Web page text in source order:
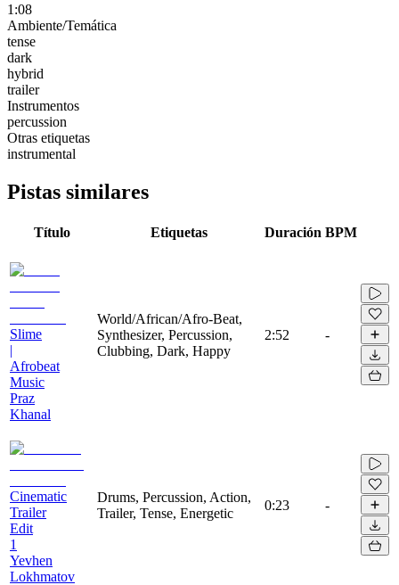
1:08
Ambiente/Temática
tense
dark
hybrid
trailer
Instrumentos
percussion
Otras etiquetas
instrumental
Pistas similares
Título Etiquetas Duración BPM
Slime
|
Afrobeat
Music
Praz
Khanal
World/African/Afro-Beat,
Synthesizer, Percussion,
Clubbing, Dark, Happy
2:52 -
Cinematic
Trailer
Edit
1
Yevhen
Lokhmatov
Drums, Percussion, Action,
Trailer, Tense, Energetic
0:23 -